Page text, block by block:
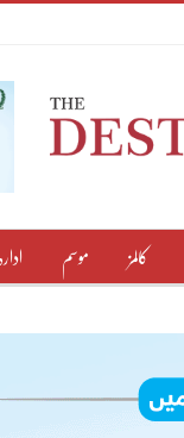
کالمز موسم ادارہ